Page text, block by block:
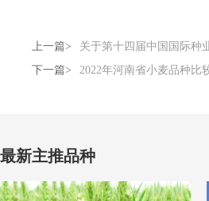
上一篇>
关于第十四届中国国际种
下一篇>
2022年河南省小麦品种比
最新主推品种